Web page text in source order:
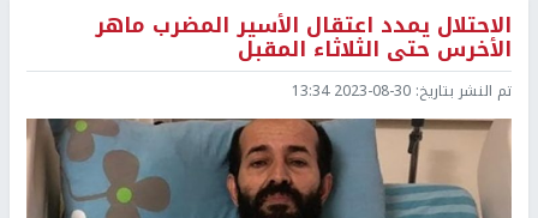
الاحتلال يمدد اعتقال الأسير المضرب ماهر
الأخرس حتى الثلاثاء المقبل
تم النشر بتاريخ: 2023-08-30 13:34